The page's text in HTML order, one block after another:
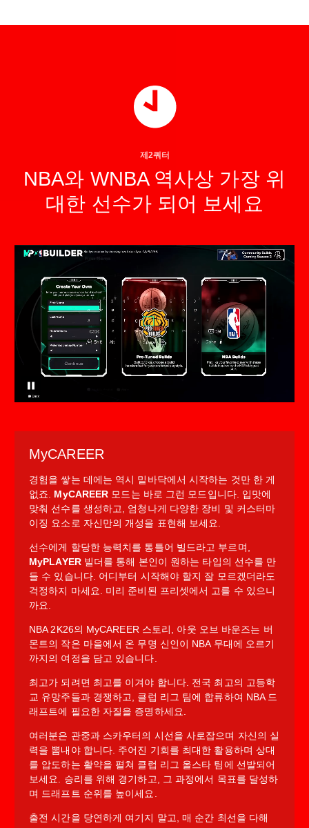
제2쿼터
NBA와 WNBA 역사상 가장 위
대한 선수가 되어 보세요
MyCAREER
경험을 쌓는 데에는 역시 밑바닥에서 시작하는 것만 한 게
없죠. MyCAREER 모드는 바로 그런 모드입니다. 입맛에
맞춰 선수를 생성하고, 엄청나게 다양한 장비 및 커스터마
이징 요소로 자신만의 개성을 표현해 보세요.
선수에게 할당한 능력치를 통틀어 빌드라고 부르며,
MyPLAYER빌더를 통해 본인이 원하는 타입의 선수를 만
들 수 있습니다. 어디부터 시작해야 할지 잘 모르겠더라도
걱정하지 마세요. 미리 준비된 프리셋에서 고를 수 있으니
까요.
NBA 2K26의 MyCAREER 스토리, 아웃 오브 바운즈는 버
몬트의 작은 마을에서 온 무명 신인이 NBA 무대에 오르기
까지의 여정을 담고 있습니다.
최고가 되려면 최고를 이겨야 합니다. 전국 최고의 고등학
교 유망주들과 경쟁하고, 클럽 리그 팀에 합류하여 NBA 드
래프트에 필요한 자질을 증명하세요.
여러분은 관중과 스카우터의 시선을 사로잡으며 자신의 실
력을 뽐내야 합니다. 주어진 기회를 최대한 활용하며 상대
를 압도하는 활약을 펼쳐 클럽 리그 올스타 팀에 선발되어
보세요. 승리를 위해 경기하고, 그 과정에서 목표를 달성하
며 드래프트 순위를 높이세요.
출전 시간을 당연하게 여기지 말고, 매 순간 최선을 다해